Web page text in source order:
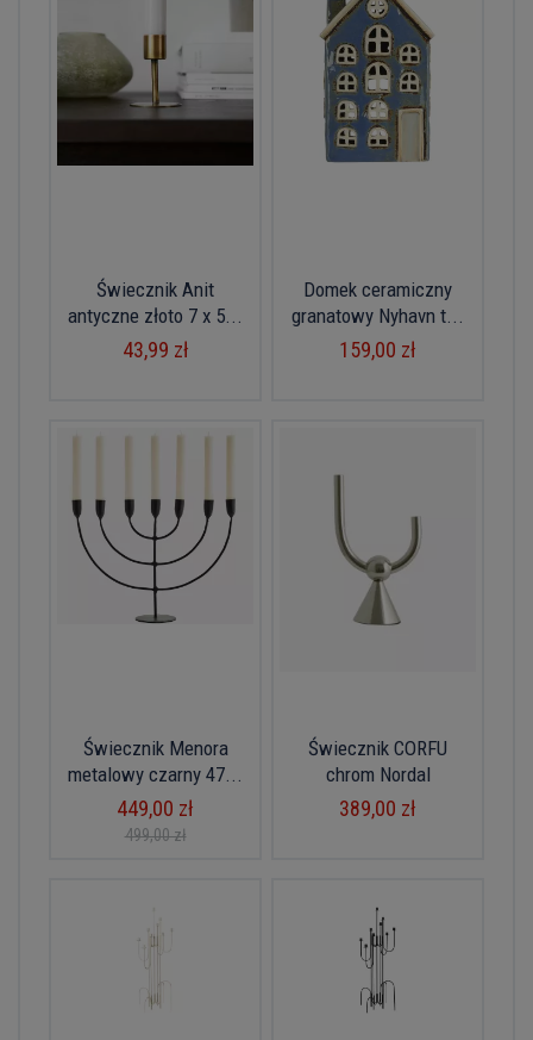
Świecznik Anit
antyczne złoto 7 x 5...
43,99 zł
Domek ceramiczny
granatowy Nyhavn t...
159,00 zł
Świecznik Menora
metalowy czarny 47...
449,00 zł
499,00 zł
Świecznik CORFU
chrom Nordal
389,00 zł